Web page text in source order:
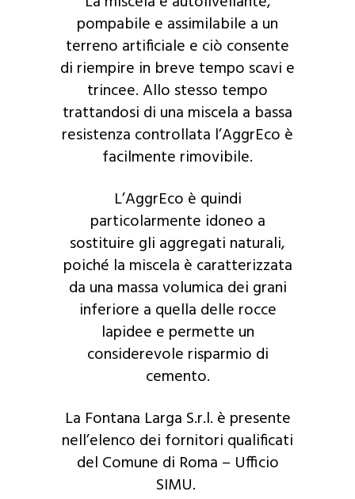
pompabile e assimilabile a un
terreno artificiale e ciò consente
di riempire in breve tempo scavi e
trincee. Allo stesso tempo
trattandosi di una miscela a bassa
resistenza controllata l’AggrEco è
facilmente rimovibile.
L’AggrEco è quindi
particolarmente idoneo a
sostituire gli aggregati naturali,
poiché la miscela è caratterizzata
da una massa volumica dei grani
inferiore a quella delle rocce
lapidee e permette un
considerevole risparmio di
cemento.
La Fontana Larga S.r.l. è presente
nell’elenco dei fornitori qualificati
del Comune di Roma – Ufficio
SIMU.